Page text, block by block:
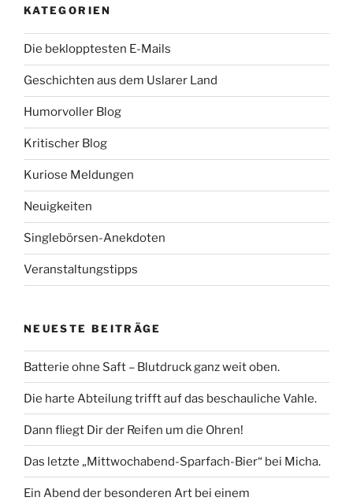
KATEGORIEN
Die beklopptesten E-Mails
Geschichten aus dem Uslarer Land
Humorvoller Blog
Kritischer Blog
Kuriose Meldungen
Neuigkeiten
Singlebörsen-Anekdoten
Veranstaltungstipps
NEUESTE BEITRÄGE
Batterie ohne Saft – Blutdruck ganz weit oben.
Die harte Abteilung trifft auf das beschauliche Vahle.
Dann fliegt Dir der Reifen um die Ohren!
Das letzte „Mittwochabend-Sparfach-Bier“ bei Micha.
Ein Abend der besonderen Art bei einem